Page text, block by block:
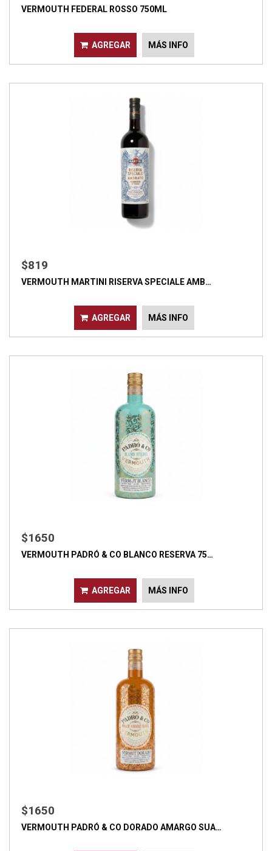
VERMOUTH FEDERAL ROSSO 750ML
AGREGAR MÁS INFO
$819
VERMOUTH MARTINI RISERVA SPECIALE AMB…
AGREGAR MÁS INFO
$1650
VERMOUTH PADRÓ & CO BLANCO RESERVA 75…
AGREGAR MÁS INFO
$1650
VERMOUTH PADRÓ & CO DORADO AMARGO SUA…